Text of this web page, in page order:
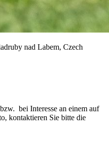
bei Interesse an einem auf
kontaktieren Sie bitte die